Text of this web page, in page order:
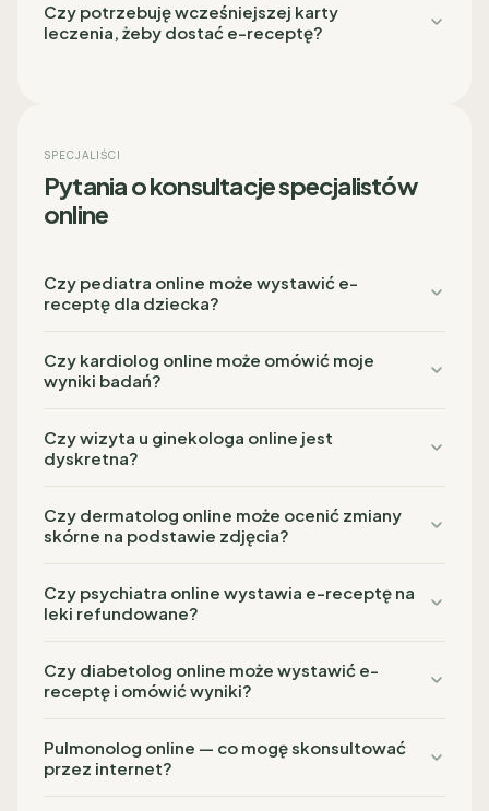
Czy potrzebuję wcześniejszej karty
leczenia, żeby dostać e-receptę?
SPECJALIŚCI
Pytania o konsultacje specjalistów
online
Czy pediatra online może wystawić e-
receptę dla dziecka?
Czy kardiolog online może omówić moje
wyniki badań?
Czy wizyta u ginekologa online jest
dyskretna?
Czy dermatolog online może ocenić zmiany
skórne na podstawie zdjęcia?
Czy psychiatra online wystawia e-receptę na
leki refundowane?
Czy diabetolog online może wystawić e-
receptę i omówić wyniki?
Pulmonolog online — co mogę skonsultować
przez internet?